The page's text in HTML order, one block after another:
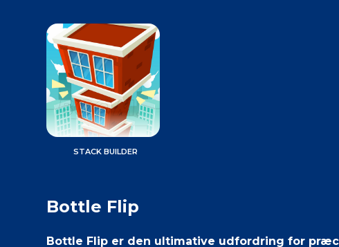
STACK BUILDER
Bottle Flip
Bottle Flip er den ultimative udfordring for